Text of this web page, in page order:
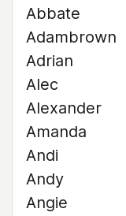
Abbate
Adambrown
Adrian
Alec
Alexander
Amanda
Andi
Andy
Angie